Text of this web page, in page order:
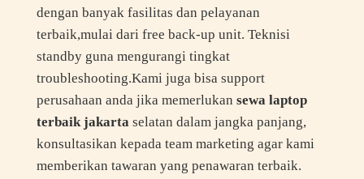
dengan banyak fasilitas dan pelayanan
terbaik,mulai dari free back-up unit. Teknisi
standby guna mengurangi tingkat
troubleshooting.Kami juga bisa support
perusahaan anda jika memerlukan sewa laptop
terbaik jakartaselatan dalam jangka panjang,
konsultasikan kepada team marketing agar kami
memberikan tawaran yang penawaran terbaik.